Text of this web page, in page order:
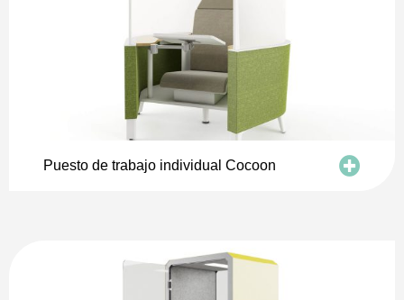
Puesto de trabajo individual Cocoon
actividades que necesitan 100% de